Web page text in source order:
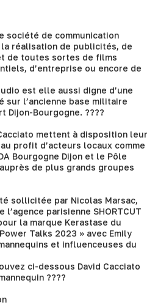
société de communication
réalisation de publicités, de
de toutes sortes de films
d’entreprise ou encore de
est elle aussi digne d’une
sur l’ancienne base militaire
Dijon-Bourgogne. ????️
mettent à disposition leur
profit d’acteurs locaux comme
Bourgogne Dijon et le Pôle
de plus grands groupes
sollicitée par Nicolas Marsac,
l’agence parisienne SHORTCUT
la marque Kerastase du
Talks 2023 » avec Emily
et influenceuses du
ci-dessous David Cacciato
????